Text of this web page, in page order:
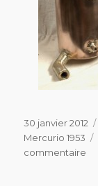
Publié
le
30 janvier 2012
Mercurio 1953
commentaire